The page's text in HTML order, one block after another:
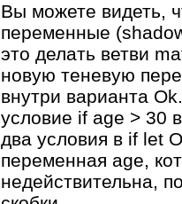
Вы можете видеть,
переменные
это делать ветви
новую теневую
внутри варианта
условие if age > 30
два условия в if let
переменная age,
недействительна,